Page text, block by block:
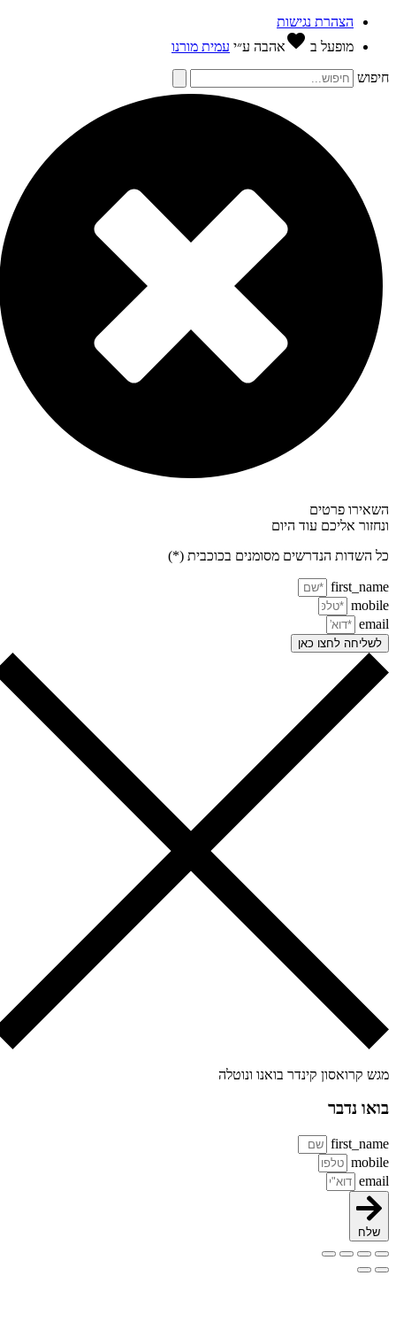
הצהרת נגישות
מופעל בfavoriteאהבהע״יעמית מורנו
פרטים
אליכם עוד היום
השדות הנדרשים מסומנים בכוכבית (*)
לשליחה לחצו כאן
קרואסון קינדר בואנו ונוטלה
נדבר
שלח